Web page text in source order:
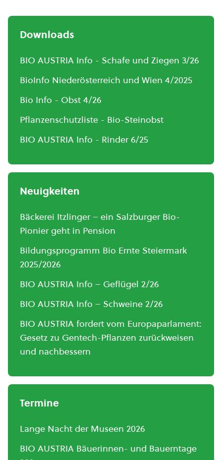
Downloads
BIO AUSTRIA Info - Schafe und Ziegen 3/26
BioInfo Niederösterreich und Wien 4/2025
Bio Info - Obst 4/26
Pflanzenschutzliste - Bio-Steinobst
BIO AUSTRIA Info - Rinder 6/25
Neuigkeiten
Bäckerei Itzlinger – ein Salzburger Bio-
Pionier geht in Pension
Bildungsprogramm Bio Ernte Steiermark
2025/2026
BIO AUSTRIA Info – Geflügel 2/26
BIO AUSTRIA Info – Schweine 2/26
BIO AUSTRIA fordert vom Europaparlament:
Gesetz zu Gentech-Pflanzen zurückweisen
und nachbessern
Termine
Lange Nacht der Museen 2026
BIO AUSTRIA Bäuerinnen- und Bauerntage